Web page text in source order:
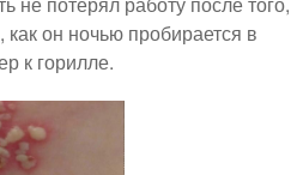
он ночью пробирается в
к горилле.